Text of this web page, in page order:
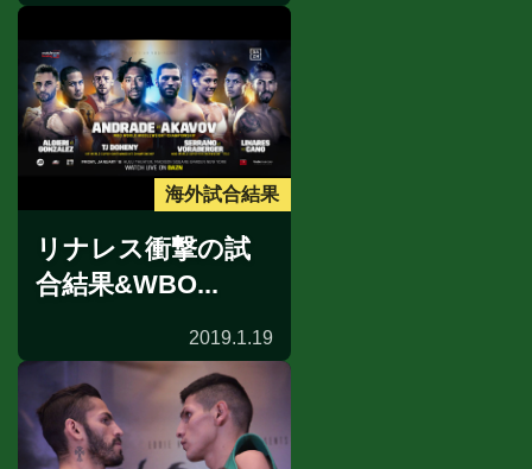
海外試合結果
リナレス衝撃の試
合結果&WBO...
2019.1.19